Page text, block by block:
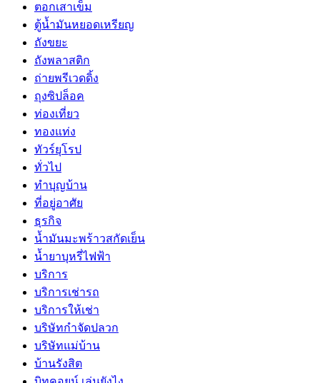
ตอกเสาเข็ม
ตู้น้ำมันหยอดเหรียญ
ถังขยะ
ถังพลาสติก
ถ่ายพรีเวดดิ้ง
ถุงซิปล็อค
ท่องเที่ยว
ทองแท่ง
ทัวร์ยุโรป
ทั่วไป
ทำบุญบ้าน
ที่อยู่อาศัย
ธุรกิจ
น้ำมันมะพร้าวสกัดเย็น
น้ำยาบุหรี่ไฟฟ้า
บริการ
บริการเช่ารถ
บริการให้เช่า
บริษัทกำจัดปลวก
บริษัทแม่บ้าน
บ้านรังสิต